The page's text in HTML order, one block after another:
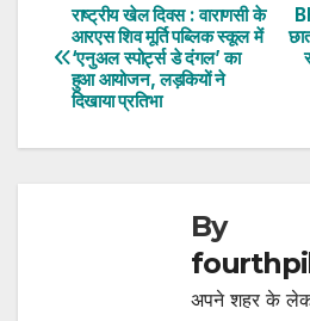
Post
navigation
राष्ट्रीय खेल दिवस : वाराणसी के
आरएस शिव मूर्ति पब्लिक स्कूल में
‘एनुअल स्पोर्ट्स डे दंगल’ का
हुआ आयोजन, लड़कियों ने
दिखाया प्रतिभा
By
अपने शहर के